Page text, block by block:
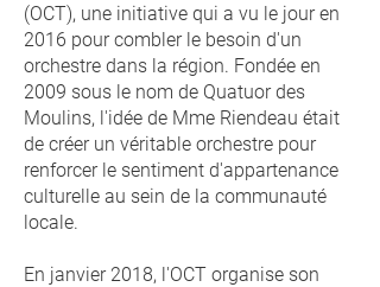
(OCT), une initiative qui a vu le jour en
2016 pour combler le besoin d'un
orchestre dans la région. Fondée en
2009 sous le nom de Quatuor des
Moulins, l'idée de Mme Riendeau était
de créer un véritable orchestre pour
renforcer le sentiment d'appartenance
culturelle au sein de la communauté
locale.
En janvier 2018, l'OCT organise son